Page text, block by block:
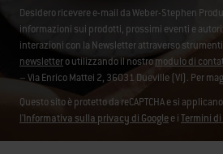
Desidero ricevere e-mail da Weber-Stephen
informazioni sui prodotti, prossimi eventi e
interazioni con la Newsletter attraverso
newslettero utilizzando il nostromodulo di
– Via Enrico Mattei 2, 36031 Dueville (VI). Per
Questo sito è protetto da reCAPTCHA e si applicano
l'Informativa sulla privacy di Googlee iTermini